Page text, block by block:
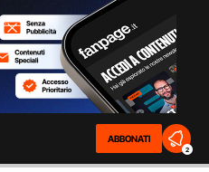
ABBONATI
2